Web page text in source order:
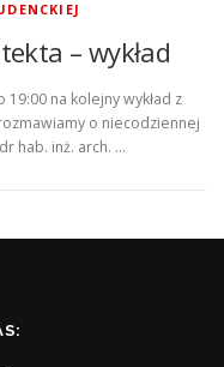
– wykład
na kolejny wykład z
o niecodziennej
hab. inż. arch. …